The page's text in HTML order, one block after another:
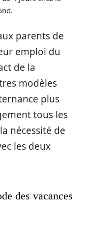
parents de
emploi du
de la
modèles
plus
tous les
nécessité de
les deux
des vacances